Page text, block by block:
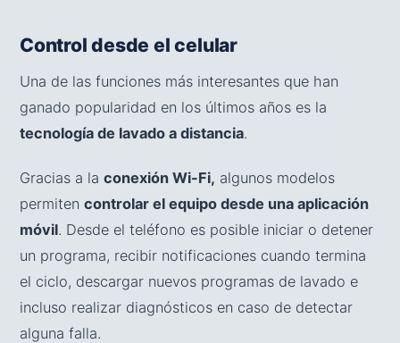
Control desde el celular
Una de las funciones más interesantes que han
ganado popularidad en los últimos años es la
tecnología de lavado a distancia.
Gracias a la conexión Wi-Fi, algunos modelos
permiten controlar el equipo desde una aplicación
móvil. Desde el teléfono es posible iniciar o detener
un programa, recibir notificaciones cuando termina
el ciclo, descargar nuevos programas de lavado e
incluso realizar diagnósticos en caso de detectar
alguna falla.